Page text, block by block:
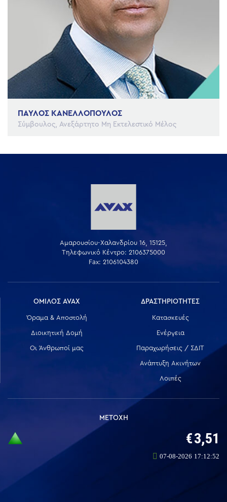
ΠΑΥΛΟΣ ΚΑΝΕΛΛΟΠΟΥΛΟΣ
Σύμβουλος, Ανεξάρτητο Μη Εκτελεστικό Μέλος
Αμαρουσίου-Χαλανδρίου 16, 15125,
Τηλεφωνικό Κέντρο: 2106375000
Fax: 2106104380
ΟΜΙΛΟΣ AVAX
Όραμα & Αποστολή
Διοικητική Δομή
Οι Άνθρωποί μας
ΔΡΑΣΤΗΡΙΟΤΗΤΕΣ
Κατασκευές
Ενέργεια
Παραχωρήσεις / ΣΔΙΤ
Ανάπτυξη Ακινήτων
Λοιπές
ΜΕΤΟΧΗ